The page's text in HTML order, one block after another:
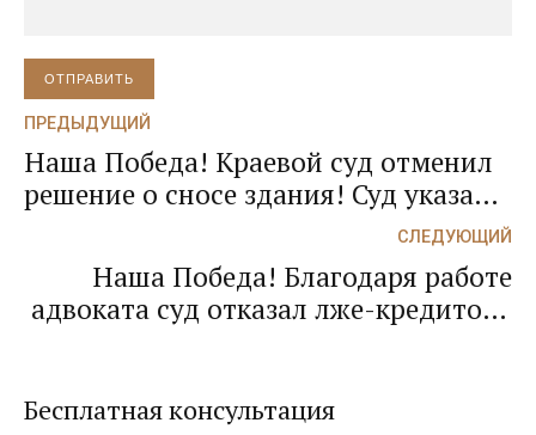
ОТПРАВИТЬ
ПРЕДЫДУЩИЙ
Наша Победа! Краевой суд отменил
решение о сносе здания! Суд указал о
многоквартирным вопреки доводам
администрации г. Сочи!
СЛЕДУЮЩИЙ
Наша Победа! Благодаря работе
адвоката суд отказал лже-кредитору
Бесплатная консультация